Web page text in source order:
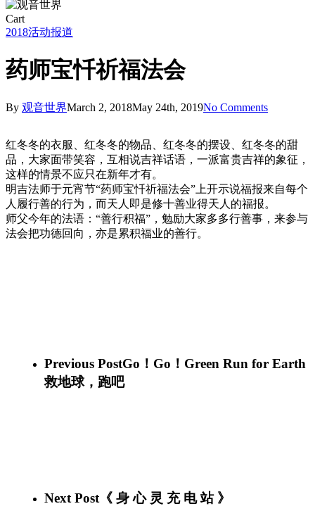
CartClose
Cart
2018活动报道
药师宝忏祈福法会
By 观音世界March 2, 2018May 24th, 2019No Comments
红冬冬的衣服、红冬冬的物品、红冬冬的摆设、红冬冬的甜
品，大家面带笑容，互相说吉祥话语，一派富贵吉祥的象征，
这样的情景不应只在新年才有。
明吉法师于元宵节“药师宝忏祈福法会”上开示说福报来自每个
人履行善的行为，而天人即是修十善业得天人的福报。
师父今年的法语：“善行积福”，勉励大家多多行善事，来参与
法会把功德回向，亦是累积福业的善行。
Previous PostGo！Go！Green Run for Earth
救地球，跑吧
Next Post《 身 心 灵 充 电 站 》